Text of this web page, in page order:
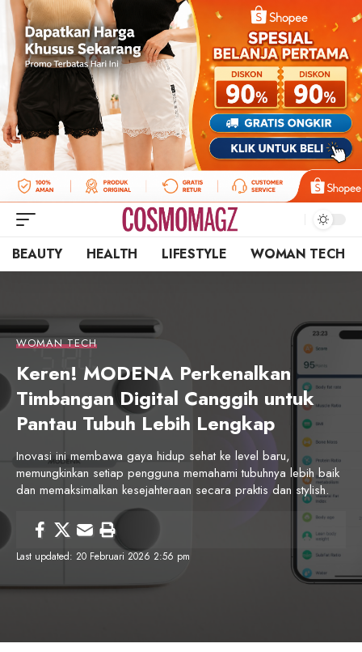
BEAUTY HEALTH LIFESTYLE WOMAN TECH
WOMAN TECH
Keren! MODENA Perkenalkan
Timbangan Digital Canggih untuk
Pantau Tubuh Lebih Lengkap
Inovasi ini membawa gaya hidup sehat ke level baru,
memungkinkan setiap pengguna memahami tubuhnya lebih baik
dan memaksimalkan kesejahteraan secara praktis dan stylish.
Last updated: 20 Februari 2026 2:56 pm